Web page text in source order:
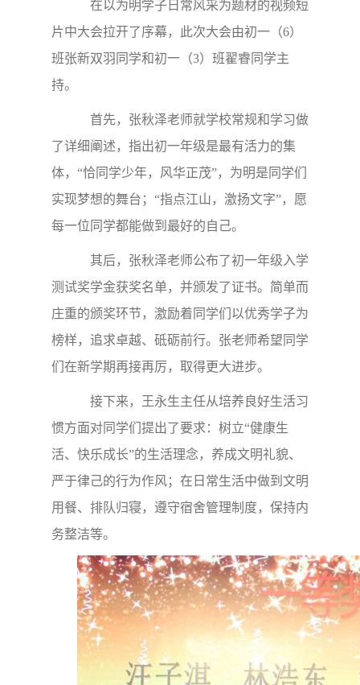
在以为明学子日常风采为题材的视频短
片中大会拉开了序幕，此次大会由初一（6）
班张新双羽同学和初一（3）班翟睿同学主
持。
首先，张秋泽老师就学校常规和学习做
了详细阐述，指出初一年级是最有活力的集
体，“恰同学少年，风华正茂”，为明是同学们
实现梦想的舞台；“指点江山，激扬文字”，愿
每一位同学都能做到最好的自己。
其后，张秋泽老师公布了初一年级入学
测试奖学金获奖名单，并颁发了证书。简单而
庄重的颁奖环节，激励着同学们以优秀学子为
榜样，追求卓越、砥砺前行。张老师希望同学
们在新学期再接再厉，取得更大进步。
接下来，王永生主任从培养良好生活习
惯方面对同学们提出了要求：树立“健康生
活、快乐成长”的生活理念，养成文明礼貌、
严于律己的行为作风；在日常生活中做到文明
用餐、排队归寝，遵守宿舍管理制度，保持内
务整洁等。